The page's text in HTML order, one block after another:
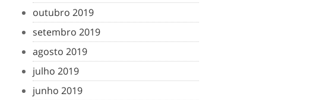
outubro 2019
setembro 2019
agosto 2019
julho 2019
junho 2019